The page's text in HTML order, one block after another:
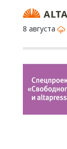
8 августа